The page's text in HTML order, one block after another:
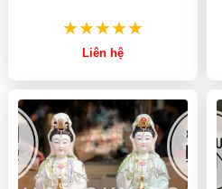
Liên hệ